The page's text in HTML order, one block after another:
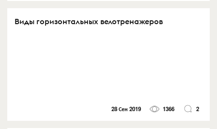
Виды горизонтальных велотренажеров
28 Сен 2019 1366 2